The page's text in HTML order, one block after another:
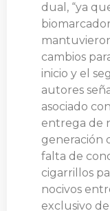
dual, “ya
cambios
inicio y el
autores
asociado
entrega de
generación
falta de
cigarrillos
nocivos
exclusivo